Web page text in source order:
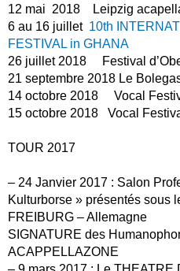
12 mai 2018 Leipzig
6 au 16 juillet 10th
FESTIVAL in GHANA
26 juillet 2018 Festival
21 septembre 2018 Le
14 octobre 2018 Vocal
15 octobre 2018 Vocal
TOUR 2017
– 24 Janvier 2017 : Salon
Kulturborse » présentés sous
FREIBURG – Allemagne
SIGNATURE des
ACAPPELLAZONE